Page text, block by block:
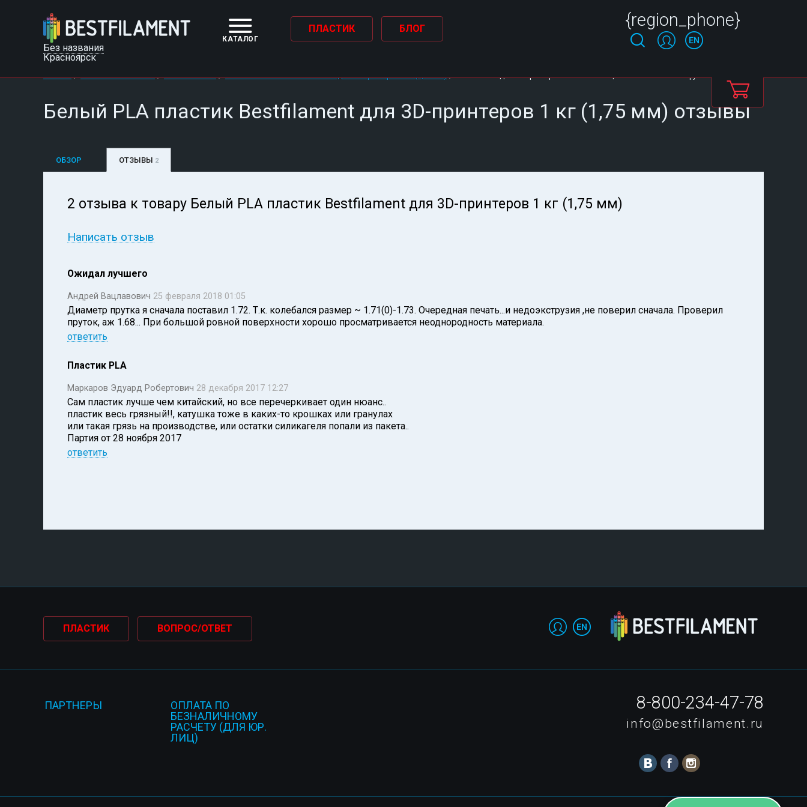
{region_phone}
КАТАЛОГ
ПЛАСТИК
БЛОГ
Без названия
Красноярск
Главная/Пластик BestFilament/PLA 1кг 1.75мм/Белый PLA пластик Bestfilament для 3D-принтеров 1 кг (1,75 мм)/PLA пластик для 3D-принтеров Bestfilament. Цвет белый. 1 кг. 1 966 руб. отзывы
Белый PLA пластик Bestfilament для 3D-принтеров 1 кг (1,75 мм) отзывы
ОБЗОР ОТЗЫВЫ 2
2 отзыва к товару Белый PLA пластик Bestfilament для 3D-принтеров 1 кг (1,75 мм)
Написать отзыв
Ожидал лучшего
Андрей Вацлавович 25 февраля 2018 01:05
Диаметр прутка я сначала поставил 1.72. Т.к. колебался размер ~ 1.71(0)-1.73. Очередная печать...и недоэкструзия ,не поверил сначала. Проверил
пруток, аж 1.68... При большой ровной поверхности хорошо просматривается неоднородность материала.
ответить
Пластик PLA
Маркаров Эдуард Робертович 28 декабря 2017 12:27
Сам пластик лучше чем китайский, но все перечеркивает один нюанс..
пластик весь грязный!!, катушка тоже в каких-то крошках или гранулах
или такая грязь на производстве, или остатки силикагеля попали из пакета..
Партия от 28 ноября 2017
ответить
ПЛАСТИК ВОПРОС/ОТВЕТ
ПАРТНЕРЫ
ОПЛАТА ПО
БЕЗНАЛИЧНОМУ
РАСЧЕТУ (ДЛЯ ЮР.
ЛИЦ)
8-800-234-47-78
info@bestfilament.ru